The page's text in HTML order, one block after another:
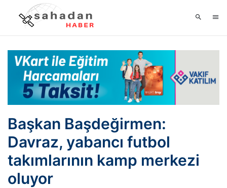
Başkan Başdeğirmen:
Davraz, yabancı futbol
takımlarının kamp merkezi
oluyor